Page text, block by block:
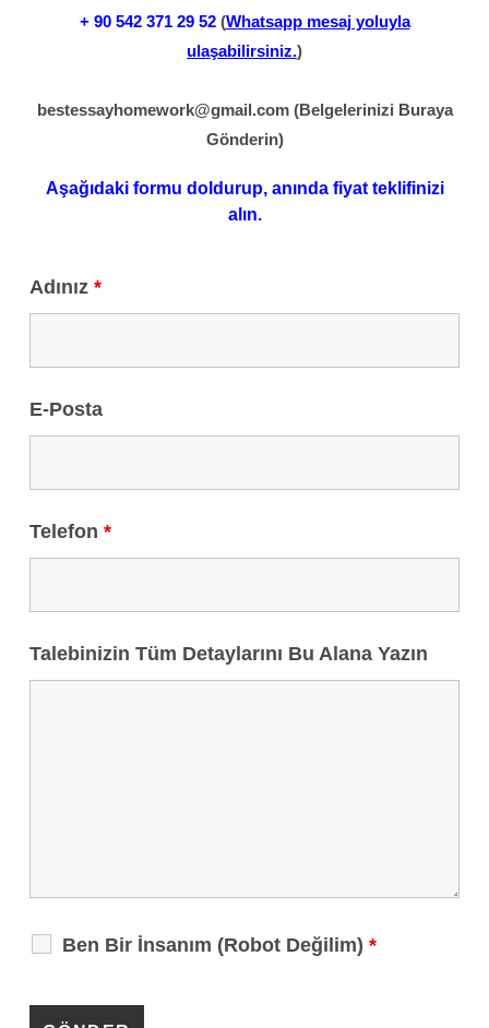
+ 90 542 371 29 52(Whatsapp mesaj yoluyla
ulaşabilirsiniz.)
bestessayhomework@gmail.com(Belgelerinizi Buraya
Gönderin)
Aşağıdaki formu doldurup, anında fiyat teklifinizi
alın.
Adınız*
E-Posta
Telefon*
Talebinizin Tüm Detaylarını Bu Alana Yazın
Ben Bir İnsanım (Robot Değilim)*